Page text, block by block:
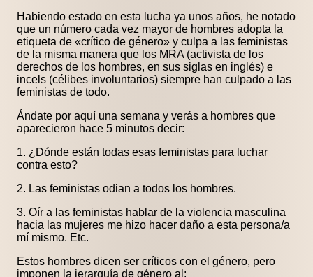
Habiendo estado en esta lucha ya unos años, he notado
que un número cada vez mayor de hombres adopta la
etiqueta de «crítico de género» y culpa a las feministas
de la misma manera que los MRA (activista de los
derechos de los hombres, en sus siglas en inglés) e
incels (célibes involuntarios) siempre han culpado a las
feministas de todo.
Ándate por aquí una semana y verás a hombres que
aparecieron hace 5 minutos decir:
1. ¿Dónde están todas esas feministas para luchar
contra esto?
2. Las feministas odian a todos los hombres.
3. Oír a las feministas hablar de la violencia masculina
hacia las mujeres me hizo hacer daño a esta persona/a
mí mismo. Etc.
Estos hombres dicen ser críticos con el género, pero
imponen la jerarquía de género al: